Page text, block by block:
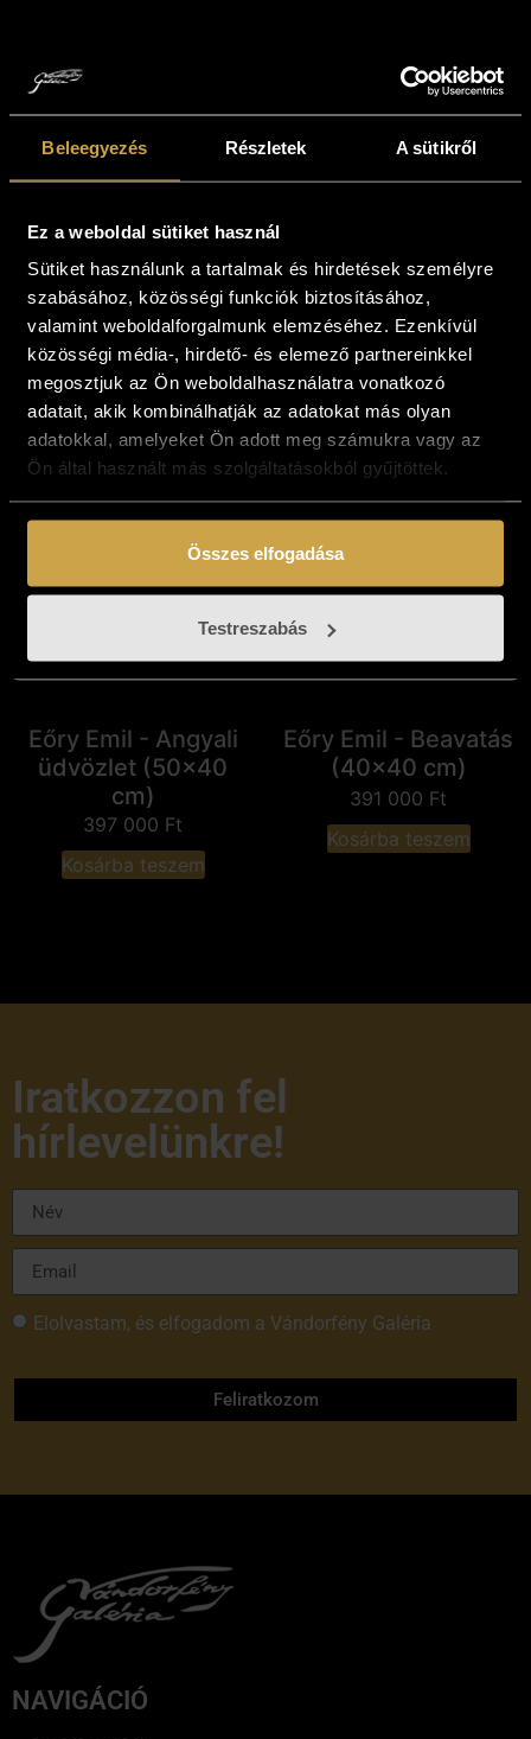
Beleegyezés Részletek A sütikről
Ez a weboldal sütiket használ
Sütiket használunk a tartalmak és hirdetések személyre
szabásához, közösségi funkciók biztosításához,
valamint weboldalforgalmunk elemzéséhez. Ezenkívül
közösségi média-, hirdető- és elemező partnereinkkel
megosztjuk az Ön weboldalhasználatra vonatkozó
adatait, akik kombinálhatják az adatokat más olyan
adatokkal, amelyeket Ön adott meg számukra vagy az
Ön által használt más szolgáltatásokból gyűjtöttek.
Összes elfogadása
Testreszabás
Eőry Emil -
Odüsszeusz
(50x70 cm)
541 000Ft
Kosárba teszem
Eőry Emil -
Csendélet
szobrokkal (40x40
cm)
271 000Ft
Kosárba teszem
Eőry Emil - Angyali
üdvözlet (50x40
cm)
397 000 Ft
Kosárba teszem
Eőry Emil - Beavatás
(40x40 cm)
391 000 Ft
Kosárba teszem
Iratkozzon fel
hírlevelünkre!
Elolvastam, és elfogadom a Vándorfény Galéria
Feliratkozom
NAVIGÁCIÓ